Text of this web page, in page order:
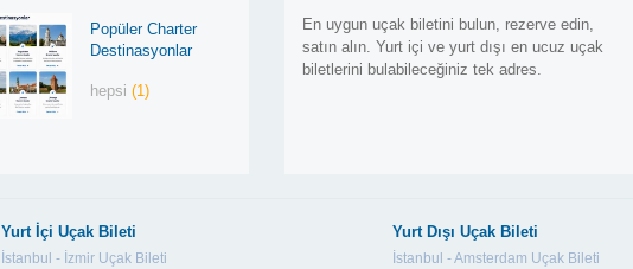
Popüler Charter
Destinasyonlar
hepsi(1)
En uygun uçak biletini bulun, rezerve edin,
satın alın. Yurt içi ve yurt dışı en ucuz uçak
biletlerini bulabileceğiniz tek adres.
Yurt İçi Uçak Bileti
İstanbul - İzmir Uçak Bileti
Yurt Dışı Uçak Bileti
İstanbul - Amsterdam Uçak Bileti